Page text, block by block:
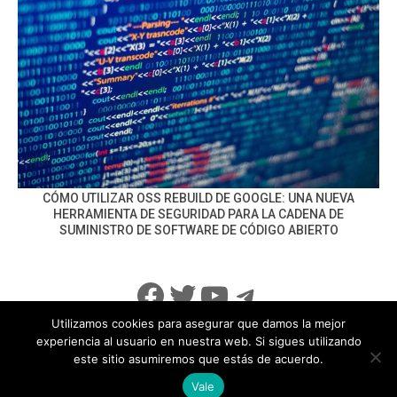
CÓMO UTILIZAR OSS REBUILD DE GOOGLE: UNA NUEVA
HERRAMIENTA DE SEGURIDAD PARA LA CADENA DE
SUMINISTRO DE SOFTWARE DE CÓDIGO ABIERTO
Facebook
Twitter
YouTube
Telegram
info@noticiasseguridad.com Política de Privacidad
Utilizamos cookies para asegurar que damos la mejor
experiencia al usuario en nuestra web. Si sigues utilizando
este sitio asumiremos que estás de acuerdo.
Vale